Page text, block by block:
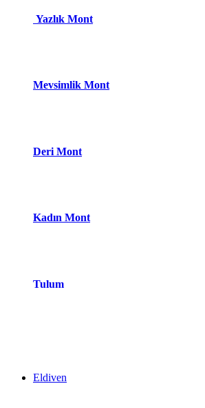
Yazlık Mont
Mevsimlik Mont
Deri Mont
Kadın Mont
Tulum
Eldiven